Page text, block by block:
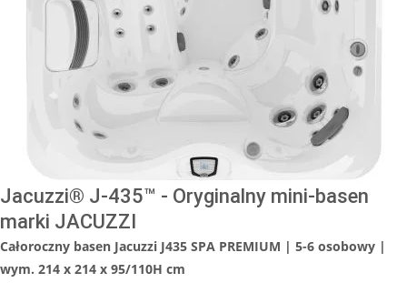
Jacuzzi® J-435™ - Oryginalny mini-basen
marki JACUZZI
Całoroczny basen Jacuzzi J435 SPA PREMIUM | 5-6 osobowy |
wym. 214 x 214 x 95/110H cm